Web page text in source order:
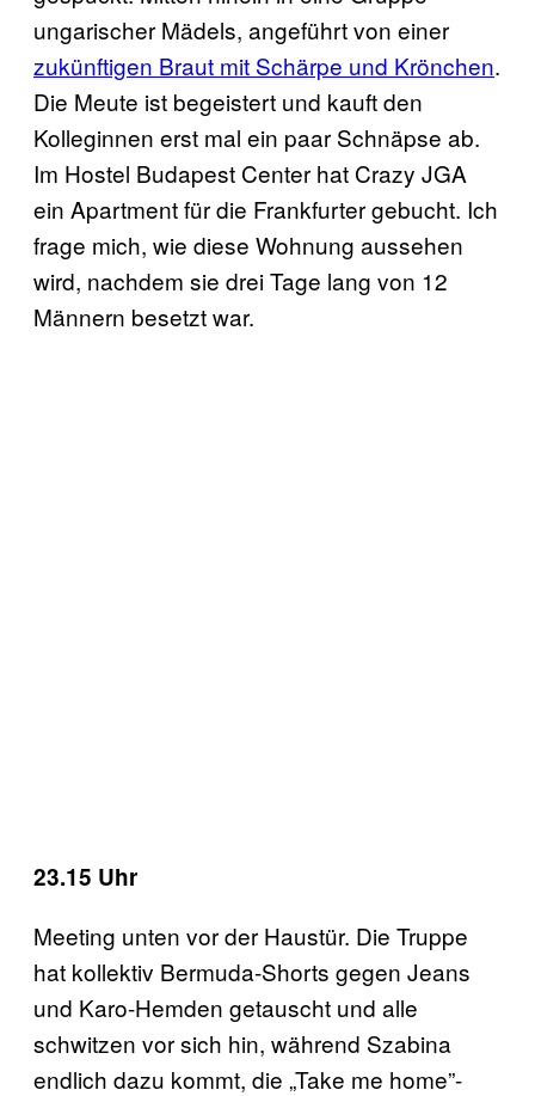
ungarischer Mädels, angeführt von einer
zukünftigen Braut mit Schärpe und Krönchen.
Die Meute ist begeistert und kauft den
Kolleginnen erst mal ein paar Schnäpse ab.
Im Hostel Budapest Center hat Crazy JGA
ein Apartment für die Frankfurter gebucht. Ich
frage mich, wie diese Wohnung aussehen
wird, nachdem sie drei Tage lang von 12
Männern besetzt war.
23.15 Uhr
Meeting unten vor der Haustür. Die Truppe
hat kollektiv Bermuda-Shorts gegen Jeans
und Karo-Hemden getauscht und alle
schwitzen vor sich hin, während Szabina
endlich dazu kommt, die „Take me home”-